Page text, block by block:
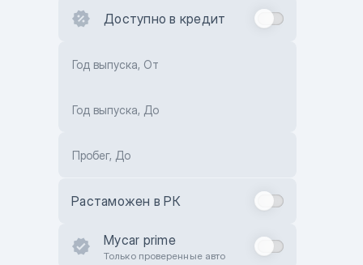
Доступно в кредит
Год выпуска, От
Год выпуска, До
Пробег, До
Растаможен в РК
Mycar prime
Только проверенные авто